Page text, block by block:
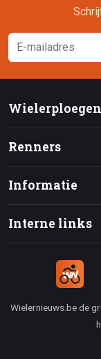
Wielerploegen
Renners
Informatie
Interne links
Wielernieuws.be de